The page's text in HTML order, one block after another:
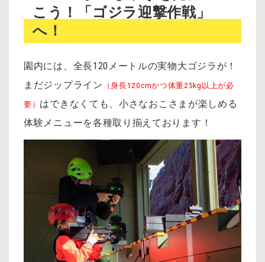
こう！「ゴジラ迎撃作戦」
へ！
園内には、全長120メートルの実物大ゴジラが！
まだジップライン
（身長120cmかつ体重25kg以上が必
要） はできなくても、小さなおこさまが楽しめる
体験メニューを各種取り揃えております！